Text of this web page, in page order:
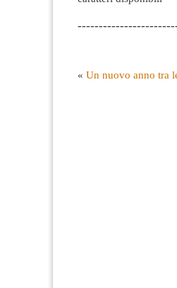
« Un nuovo anno tra